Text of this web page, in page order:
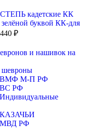
кадетские КК
буквой КК-для
440 ₽
и нашивок на
шевроны
ВМФ М-П РФ
РФ
РФ